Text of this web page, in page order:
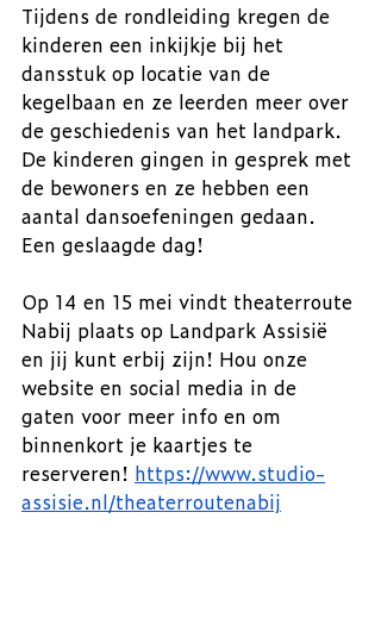
Tijdens de rondleiding kregen de
kinderen een inkijkje bij het
dansstuk op locatie van de
kegelbaan en ze leerden meer over
de geschiedenis van het landpark.
De kinderen gingen in gesprek met
de bewoners en ze hebben een
aantal dansoefeningen gedaan.
Een geslaagde dag!
Op 14 en 15 mei vindt theaterroute
Nabij plaats op Landpark Assisië
en jij kunt erbij zijn! Hou onze
website en social media in de
gaten voor meer info en om
binnenkort je kaartjes te
reserveren! https://www.studio-
assisie.nl/theaterroutenabij